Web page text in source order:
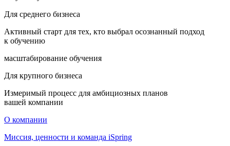
Для среднего бизнеса
Активный старт для тех, кто выбрал осознанный подход
к обучению
масштабирование обучения
Для крупного бизнеса
Измеримый процесс для амбициозных планов
вашей компании
О компании
Миссия, ценности и команда iSpring